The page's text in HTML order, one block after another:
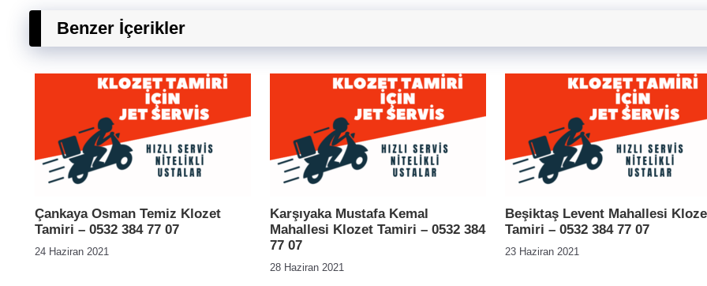
Benzer İçerikler
Çankaya Osman Temiz Klozet
Tamiri – 0532 384 77 07
24 Haziran 2021
Karşıyaka Mustafa Kemal
Mahallesi Klozet Tamiri – 0532 384
77 07
28 Haziran 2021
Beşiktaş Levent Mahallesi
Tamiri – 0532 384 77 07
23 Haziran 2021